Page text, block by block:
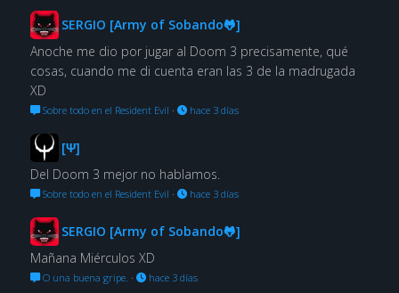
SERGIO [Army of Sobando🐸]
Anoche me dio por jugar al Doom 3 precisamente, qué
cosas, cuando me di cuenta eran las 3 de la madrugada
XD
Sobre todo en el Resident Evil · hace 3 días
[Ψ]
Del Doom 3 mejor no hablamos.
Sobre todo en el Resident Evil · hace 3 días
SERGIO [Army of Sobando🐸]
Mañana Miérculos XD
O una buena gripe. · hace 3 días